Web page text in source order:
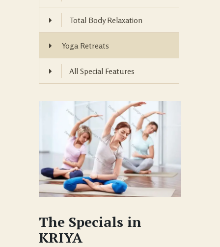
Total Body Relaxation
Yoga Retreats
All Special Features
The Specials in
KRIYA